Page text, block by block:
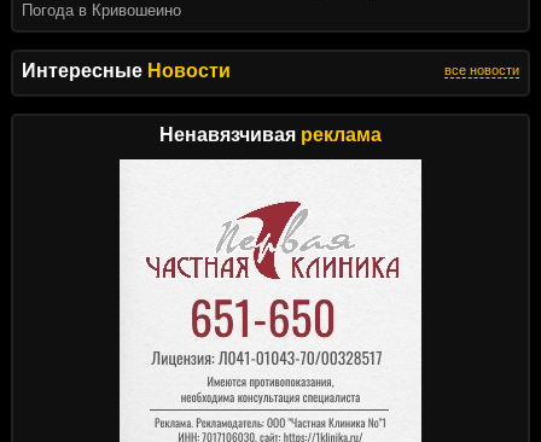
Интересные Новости все новости
Ненавязчивая реклама
Погода в Кривошеино